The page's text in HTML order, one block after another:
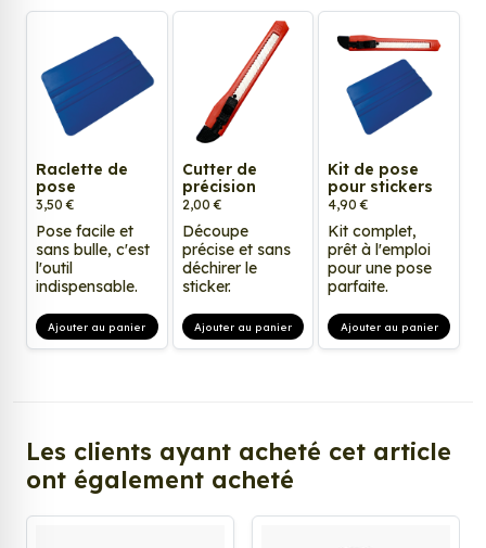
Raclette de
pose
3,50 €
Pose facile et
sans bulle, c'est
l'outil
indispensable.
Ajouter au panier
Cutter de
précision
2,00 €
Découpe
précise et sans
déchirer le
sticker.
Ajouter au panier
Kit de pose
pour stickers
4,90 €
Kit complet,
prêt à l'emploi
pour une pose
parfaite.
Ajouter au panier
Les clients ayant acheté cet article
ont également acheté